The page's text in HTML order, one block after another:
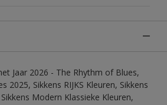
Jaar 2026 - The Rhythm of Blues,
2025, Sikkens RIJKS Kleuren, Sikkens
Modern Klassieke Kleuren,